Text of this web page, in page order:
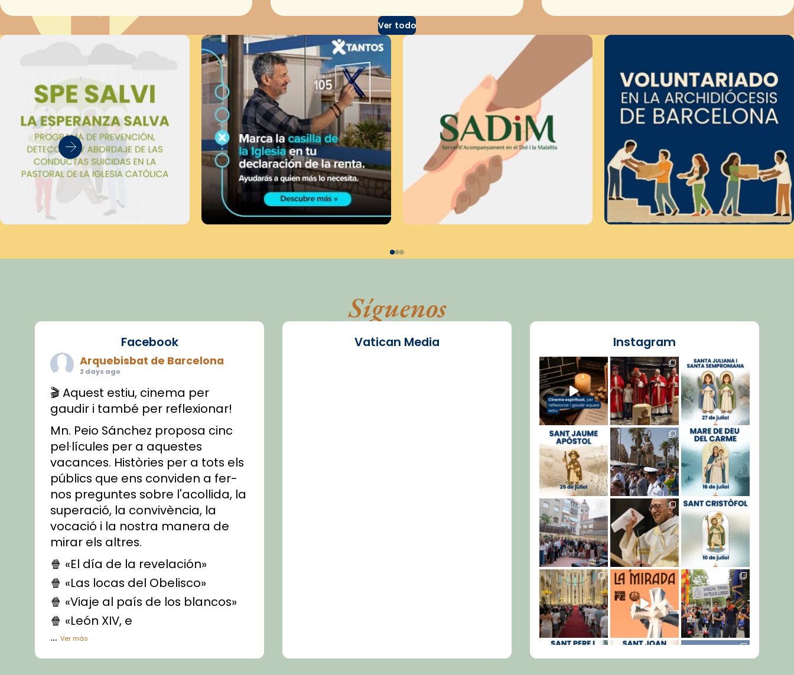
Ver todo
Síguenos
Facebook
Arquebisbat de Barcelona
2 days ago
🎬 Aquest estiu, cinema per
gaudir i també per reflexionar!
Mn. Peio Sánchez proposa cinc
pel·lícules per a aquestes
vacances. Històries per a tots els
públics que ens conviden a fer-
nos preguntes sobre l'acollida, la
superació, la convivència, la
vocació i la nostra manera de
mirar els altres.
🍿 «El día de la revelación»
🍿 «Las locas del Obelisco»
🍿 «Viaje al país de los blancos»
🍿 «León XIV, e
...Ver más
Vídeo
Vatican Media Instagram